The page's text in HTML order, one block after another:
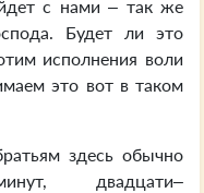
с нами – так же
Будет ли это
исполнения воли
это вот в таком
здесь обычно
двадцати–